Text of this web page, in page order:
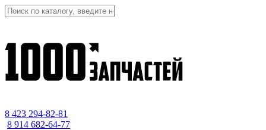
8 423 294-82-81
8 914 682-64-77